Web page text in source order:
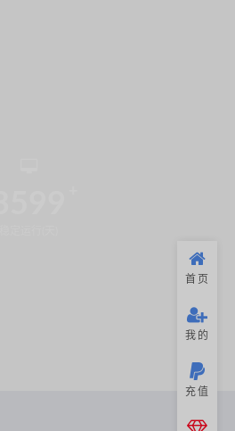
首页
我的
充值